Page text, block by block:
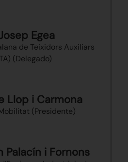
Egea
de Teixidors Auxiliars
(Delegado)
Llop i Carmona
(Presidente)
Palacín i Fornons